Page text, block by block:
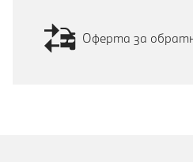
Оферта за